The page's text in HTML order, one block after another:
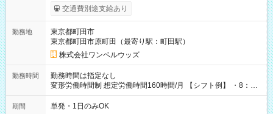
いOK！（規定あり） ┗働いたその日に現金GET♪ お仕事後はコ
ンビニATMから 日払い分を引き落とせます！ 【試用期間】試
交通費別途支給あり
勤務地
東京都町田市
東京都町田市原町田（最寄り駅：町田駅）
株式会社ワンベルウッズ
勤務時間
勤務時間は指定なし
変形労働時間制 想定労働時間160時間/月 【シフト例】 ・8：00
～21：00
期間 単発・1日のみOK